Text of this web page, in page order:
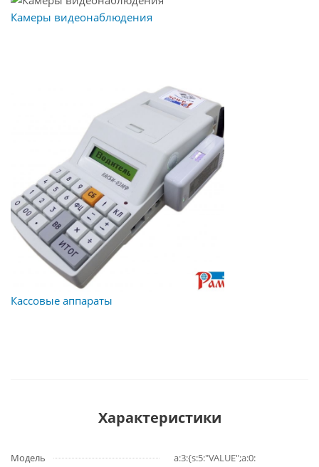
Камеры видеонаблюдения
Кассовые аппараты
Характеристики
Модель
a:3:{s:5:"VALUE";a:0: